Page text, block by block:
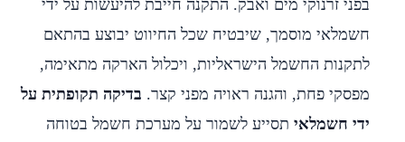
בפני זרנוקי מים ואבק. התקנה חייבת להיעשות על ידי
חשמלאי מוסמך, שיבטיח שכל החיווט יבוצע בהתאם
לתקנות החשמל הישראליות, ויכלול הארקה מתאימה,
מפסקי פחת, והגנה ראויה מפני קצר. בדיקה תקופתית על
ידי חשמלאיתסייע לשמור על מערכת חשמל בטוחה